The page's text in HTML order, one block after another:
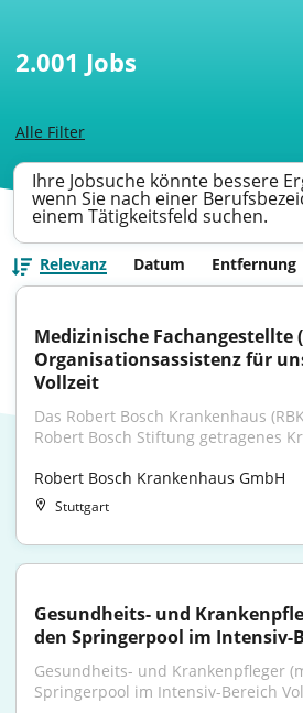
Alle Filter
2.001 Jobs
Ihre Jobsuche könnte bessere
wenn Sie nach einer
einem Tätigkeitsfeld suchen.
Relevanz Datum Entfernung
Medizinische Fachangestellte
Organisationsassistenz für
Vollzeit
Das Robert Bosch Krankenhaus
Robert Bosch Stiftung getragenes
Robert Bosch Krankenhaus GmbH
Stuttgart
Gesundheits- und
den Springerpool im Intensiv-
Gesundheits- und Krankenpfleger
Springerpool im Intensiv-Bereich